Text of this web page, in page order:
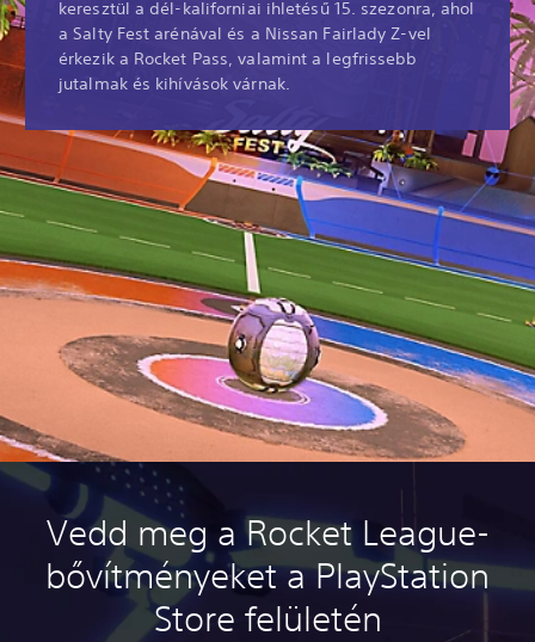
keresztül a dél-kaliforniai ihletésű 15. szezonra, ahol
a Salty Fest arénával és a Nissan Fairlady Z-vel
érkezik a Rocket Pass, valamint a legfrissebb
jutalmak és kihívások várnak.
Vedd meg a Rocket League-
bővítményeket a PlayStation
Store felületén